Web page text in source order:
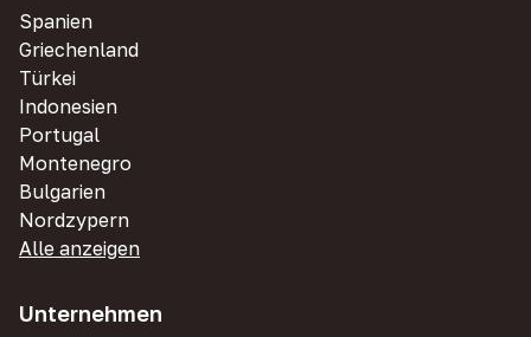
Spanien
Griechenland
Türkei
Indonesien
Portugal
Montenegro
Bulgarien
Nordzypern
Alle anzeigen
Unternehmen